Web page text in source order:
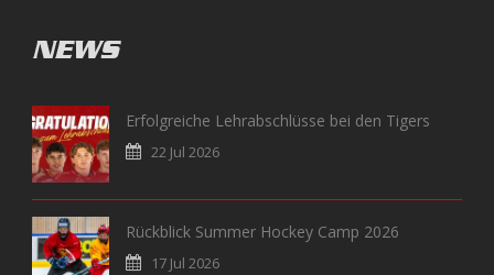
NEWS
Erfolgreiche Lehrabschlüsse bei den Tigers
22 Jul 2026
Rückblick Summer Hockey Camp 2026
17 Jul 2026